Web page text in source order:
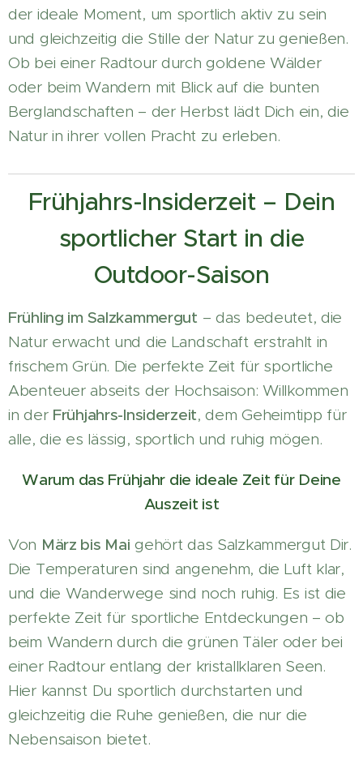
der ideale Moment, um sportlich aktiv zu sein
und gleichzeitig die Stille der Natur zu genießen.
Ob bei einer Radtour durch goldene Wälder
oder beim Wandern mit Blick auf die bunten
Berglandschaften – der Herbst lädt Dich ein, die
Natur in ihrer vollen Pracht zu erleben.
Frühjahrs-Insiderzeit – Dein
sportlicher Start in die
Outdoor-Saison
Frühling im Salzkammergut – das bedeutet, die
Natur erwacht und die Landschaft erstrahlt in
frischem Grün. Die perfekte Zeit für sportliche
Abenteuer abseits der Hochsaison: Willkommen
in der Frühjahrs-Insiderzeit, dem Geheimtipp für
alle, die es lässig, sportlich und ruhig mögen.
Warum das Frühjahr die ideale Zeit für Deine
Auszeit ist
Von März bis Mai gehört das Salzkammergut Dir.
Die Temperaturen sind angenehm, die Luft klar,
und die Wanderwege sind noch ruhig. Es ist die
perfekte Zeit für sportliche Entdeckungen – ob
beim Wandern durch die grünen Täler oder bei
einer Radtour entlang der kristallklaren Seen.
Hier kannst Du sportlich durchstarten und
gleichzeitig die Ruhe genießen, die nur die
Nebensaison bietet.